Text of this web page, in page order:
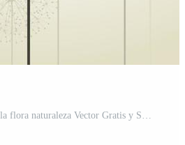
flor un diente de león en la flora naturaleza Vector Gratis y SVG Gratis